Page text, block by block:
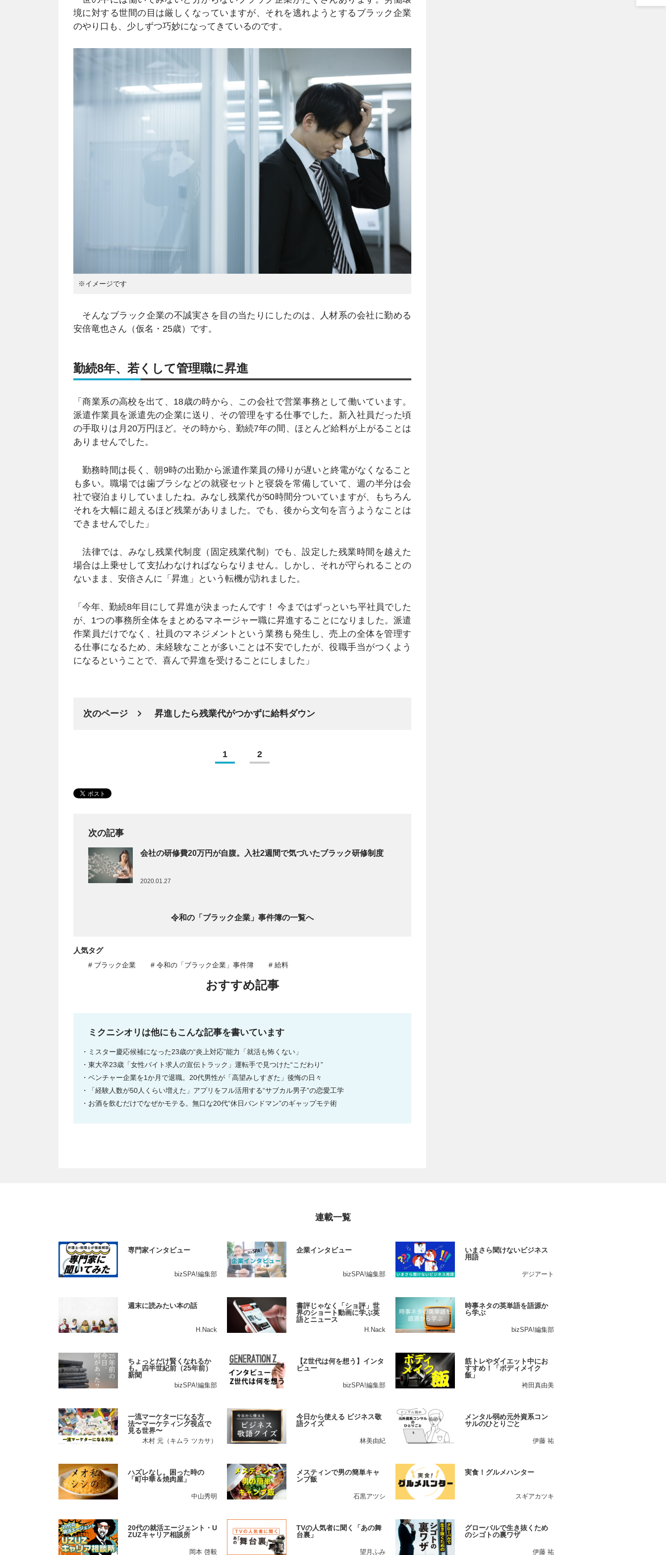
境に対する世間の目は厳しくなっていますが、それを逃れようとするブラック企業
のやり口も、少しずつ巧妙になってきているのです。
※イメージです
そんなブラック企業の不誠実さを目の当たりにしたのは、人材系の会社に勤める
安倍竜也さん（仮名・25歳）です。
勤続8年、若くして管理職に昇進
「商業系の高校を出て、18歳の時から、この会社で営業事務として働いています。
派遣作業員を派遣先の企業に送り、その管理をする仕事でした。新入社員だった頃
の手取りは月20万円ほど。その時から、勤続7年の間、ほとんど給料が上がることは
ありませんでした。
勤務時間は長く、朝9時の出勤から派遣作業員の帰りが遅いと終電がなくなること
も多い。職場では歯ブラシなどの就寝セットと寝袋を常備していて、週の半分は会
社で寝泊まりしていましたね。みなし残業代が50時間分ついていますが、もちろん
それを大幅に超えるほど残業がありました。でも、後から文句を言うようなことは
できませんでした」
法律では、みなし残業代制度（固定残業代制）でも、設定した残業時間を越えた
場合は上乗せして支払わなければならなりません。しかし、それが守られることの
ないまま、安倍さんに「昇進」という転機が訪れました。
「今年、勤続8年目にして昇進が決まったんです！ 今まではずっといち平社員でした
が、1つの事務所全体をまとめるマネージャー職に昇進することになりました。派遣
作業員だけでなく、社員のマネジメントという業務も発生し、売上の全体を管理す
る仕事になるため、未経験なことが多いことは不安でしたが、役職手当がつくよう
になるということで、喜んで昇進を受けることにしました」
次のページ 昇進したら残業代がつかずに給料ダウン
1 2
次の記事
会社の研修費20万円が自腹。入社2週間で気づいたブラック研修制度
2020.01.27
令和の「ブラック企業」事件簿の一覧へ
人気タグ
# ブラック企業 # 令和の「ブラック企業」事件簿 # 給料
おすすめ記事
ミクニシオリは他にもこんな記事を書いています
ミスター慶応候補になった23歳の“炎上対応”能力「就活も怖くない」
東大卒23歳「女性バイト求人の宣伝トラック」運転手で見つけた“こだわり”
ベンチャー企業を1か月で退職。20代男性が「高望みしすぎた」後悔の日々
「経験人数が50人くらい増えた」アプリをフル活用する“サブカル男子”の恋愛工学
お酒を飲むだけでなぜかモテる。無口な20代“休日バンドマン”のギャップモテ術
連載一覧
専門家インタビュー
bizSPA!編集部
企業インタビュー
bizSPA!編集部
いまさら聞けないビジネス
用語
デジアート
週末に読みたい本の話
H.Nack
書評じゃなく「ショ評」世
界のショート動画に学ぶ英
語とニュース
H.Nack
時事ネタの英単語を語源か
ら学ぶ
bizSPA!編集部
ちょっとだけ賢くなれるか
も。四半世紀前（25年前）
新聞
bizSPA!編集部
【Z世代は何を想う】インタ
ビュー
bizSPA!編集部
筋トレやダイエット中にお
すすめ！「ボディメイク
飯」
袴田真由美
一流マーケターになる方
法〜マーケティング視点で
見る世界〜
木村 元（キムラ ツカサ）
今日から使える ビジネス敬
語クイズ
林美由紀
メンタル弱め元外資系コン
サルのひとりごと
伊藤 祐
ハズレなし。困った時の
「町中華＆焼肉屋」
中山秀明
メスティンで男の簡単キャ
ンプ飯
石黒アツシ
実食！グルメハンター
スギアカツキ
20代の就活エージェント・U
ZUZキャリア相談所
岡本 啓毅
TVの人気者に聞く「あの舞
台裏」
望月ふみ
グローバルで生き抜くため
のシゴトの裏ワザ
伊藤 祐